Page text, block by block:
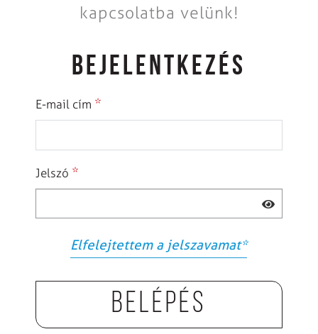
kapcsolatba velünk!
BEJELENTKEZÉS
E-mail cím *
Jelszó *
Elfelejtettem a jelszavamat*
Belépés